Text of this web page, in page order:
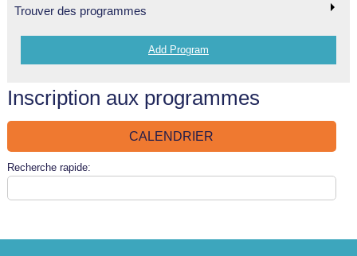
Trouver des programmes
Add Program
Inscription aux programmes
CALENDRIER
Recherche rapide: